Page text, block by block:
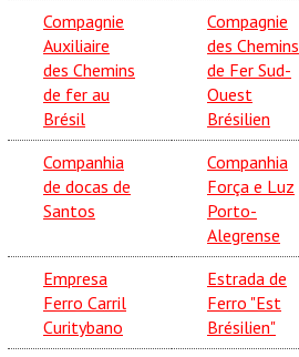
Compagnie
Auxiliaire
des Chemins
de fer au
Brésil
Compagnie
des Chemins
de Fer Sud-
Ouest
Brésilien
Companhia
de docas de
Santos
Companhia
Força e Luz
Porto-
Alegrense
Empresa
Ferro Carril
Curitybano
Estrada de
Ferro "Est
Brésilien"